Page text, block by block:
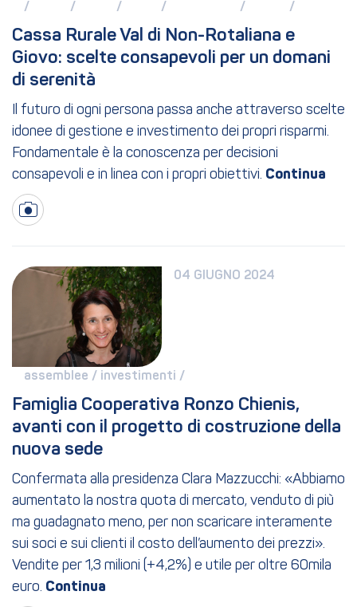
/
/
/
/
/
/
Cassa Rurale Val di Non-Rotaliana e
Giovo: scelte consapevoli per un domani
di serenità
Il futuro di ogni persona passa anche attraverso scelte
idonee di gestione e investimento dei propri risparmi.
Fondamentale è la conoscenza per decisioni
consapevoli e in linea con i propri obiettivi.
04 GIUGNO 2024
assemblee / investimenti /
Famiglia Cooperativa Ronzo Chienis,
avanti con il progetto di costruzione della
nuova sede
Confermata alla presidenza Clara Mazzucchi: «Abbiamo
aumentato la nostra quota di mercato, venduto di più
ma guadagnato meno, per non scaricare interamente
sui soci e sui clienti il costo dell’aumento dei prezzi».
Vendite per 1,3 milioni (+4,2%) e utile per oltre 60mila
euro.